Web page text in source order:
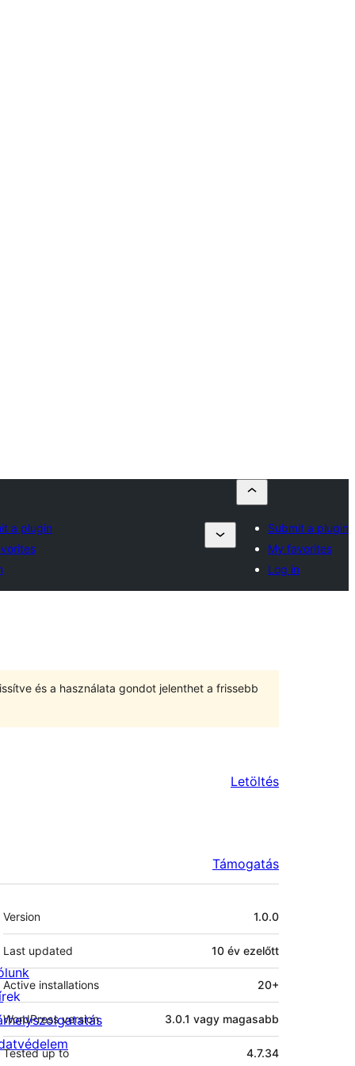
a plugin
Submit a plugin
My favorites
Log in
és a használata gondot jelenthet a frissebb
Letöltés
Támogatás
Meta
Version 1.0.0
Last updated 10 év ezelőtt
Active installations 20+
WordPress version 3.0.1 vagy magasabb
Tested up to 4.7.34